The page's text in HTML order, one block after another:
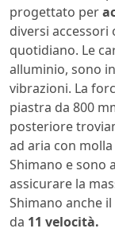
progettato per
diversi accessori
quotidiano. Le
alluminio, sono
vibrazioni. La
piastra da 800
posteriore
ad aria con
Shimano e sono
assicurare la
Shimano anche
da 11 velocità.